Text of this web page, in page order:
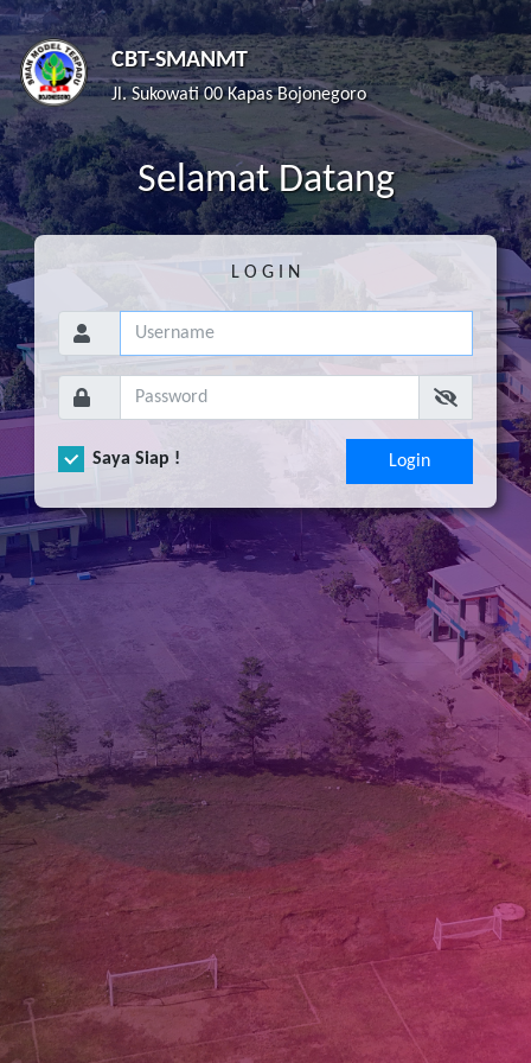
CBT-SMANMT
Jl. Sukowati 00 Kapas Bojonegoro
SelamatDatang
L O G I N
Saya Siap !